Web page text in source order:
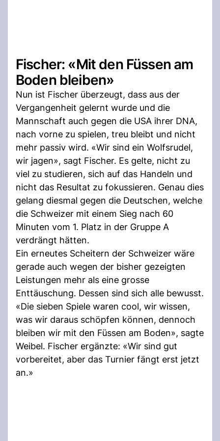
Fischer: «Mit den Füssen am
Boden bleiben»
Nun ist Fischer überzeugt, dass aus der
Vergangenheit gelernt wurde und die
Mannschaft auch gegen die USA ihrer DNA,
nach vorne zu spielen, treu bleibt und nicht
mehr passiv wird. «Wir sind ein Wolfsrudel,
wir jagen», sagt Fischer. Es gelte, nicht zu
viel zu studieren, sich auf das Handeln und
nicht das Resultat zu fokussieren. Genau dies
gelang diesmal gegen die Deutschen, welche
die Schweizer mit einem Sieg nach 60
Minuten vom 1. Platz in der Gruppe A
verdrängt hätten.
Ein erneutes Scheitern der Schweizer wäre
gerade auch wegen der bisher gezeigten
Leistungen mehr als eine grosse
Enttäuschung. Dessen sind sich alle bewusst.
«Die sieben Spiele waren cool, wir wissen,
was wir daraus schöpfen können, dennoch
bleiben wir mit den Füssen am Boden», sagte
Weibel. Fischer ergänzte: «Wir sind gut
vorbereitet, aber das Turnier fängt erst jetzt
an.»